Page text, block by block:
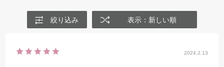
絞り込み 表示：新しい順
2024.2.13